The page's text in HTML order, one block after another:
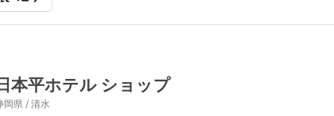
本平ホテル ショップ
岡県 / 清水